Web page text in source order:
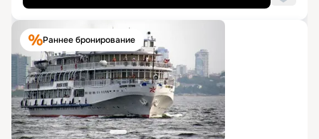
Раннее бронирование